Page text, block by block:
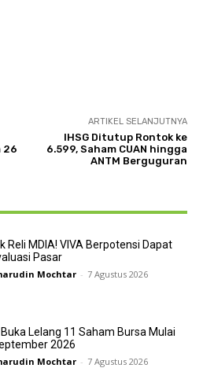
26
ARTIKEL SELANJUTNYA
IHSG Ditutup Rontok ke
6.599, Saham CUAN hingga
ANTM Berguguran
Reli MDIA! VIVA Berpotensi Dapat
Pasar
Mochtar - 7 Agustus 2026
Buka Lelang 11 Saham Bursa Mulai
2026
Mochtar - 7 Agustus 2026